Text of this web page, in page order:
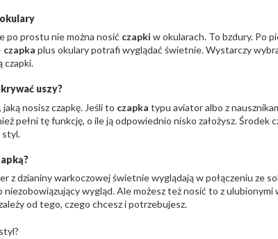
po prostu nie można nosić czapki w okularach. To bzdury. Po
czapka plus okulary potrafi wyglądać świetnie. Wystarczy
czapki.
uszy?
nosisz czapkę. Jeśli to czapka typu aviator albo z
pełni tę funkcję, o ile ją odpowiednio nisko założysz. Środek
styl.
z dzianiny warkoczowej świetnie wyglądają w połączeniu ze
wygląd. Ale możesz też nosić to z
od tego, czego chcesz i potrzebujesz.